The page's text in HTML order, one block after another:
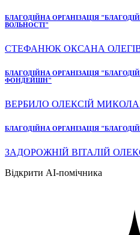
БЛАГОДІЙНА ОРГАНІЗАЦІЯ
ВОЛЬНОСТІ"
СТЕФАНЮК ОКСАНА
БЛАГОДІЙНА ОРГАНІЗАЦІЯ
ФОНДЕЙШН"
ВЕРБИЛО ОЛЕКСІЙ
БЛАГОДІЙНА ОРГАНІЗАЦІЯ
ЗАДОРОЖНІЙ ВІТАЛІЙ
Відкрити AI-помічника